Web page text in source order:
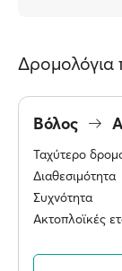
Δρομολόγια
Βόλος
Ταχύτερο
Διαθεσιμότητα
Συχνότητα
Ακτοπλοϊκές